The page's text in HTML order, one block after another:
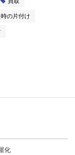
の片付け
化